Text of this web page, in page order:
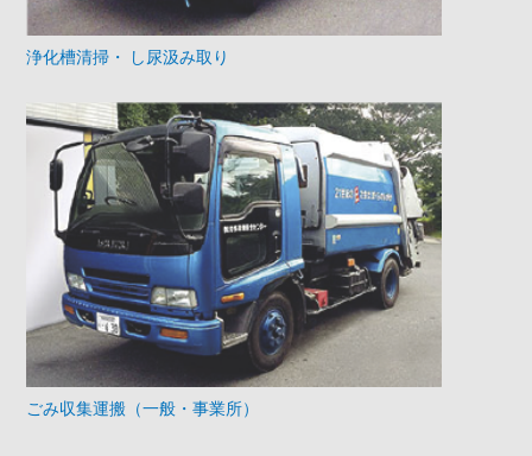
浄化槽清掃・ し尿汲み取り
ごみ収集運搬（一般・事業所）